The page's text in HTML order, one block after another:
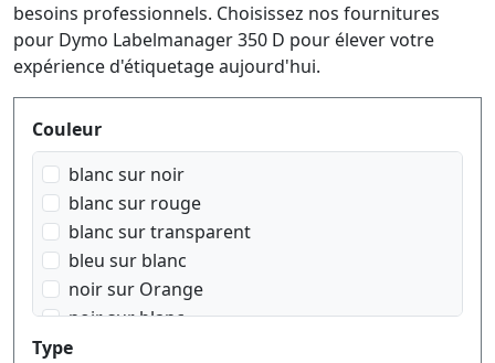
besoins professionnels. Choisissez nos fournitures
pour Dymo Labelmanager 350 D pour élever votre
expérience d'étiquetage aujourd'hui.
Produktfilter
Couleur
blanc sur noir
blanc sur rouge
blanc sur transparent
bleu sur blanc
noir sur Orange
noir sur blanc
noir sur bleu
Type